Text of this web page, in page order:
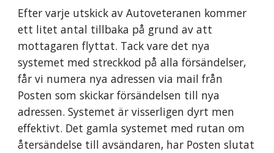
Efter varje utskick av Autoveteranen kommer
ett litet antal tillbaka på grund av att
mottagaren flyttat. Tack vare det nya
systemet med streckkod på alla försändelser,
får vi numera nya adressen via mail från
Posten som skickar försändelsen till nya
adressen. Systemet är visserligen dyrt men
effektivt. Det gamla systemet med rutan om
återsändelse till avsändaren, har Posten slutat